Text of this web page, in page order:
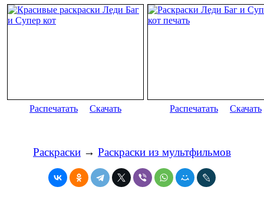
Распечатать Скачать Распечатать Скачать
Раскраски → Раскраски из мультфильмов